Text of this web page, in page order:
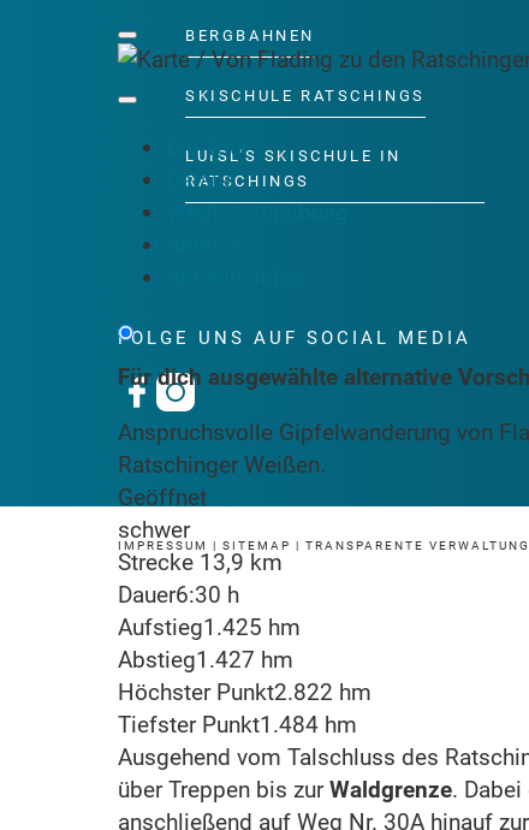
Die Tour
Details
Wegbeschreibung
Für dich ausgewählte alternative
Anspruchsvolle Gipfelwanderung von
Ratschinger Weißen.
Geöffnet
schwer
Strecke 13,9 km
Dauer6:30 h
Aufstieg1.425 hm
Abstieg1.427 hm
Höchster Punkt2.822 hm
Tiefster Punkt1.484 hm
Ausgehend vom Talschluss des
über Treppen bis zurWaldgrenze.
anschließend auf Weg Nr. 30A hinauf zur
BERGBAHNEN
SKISCHULE RATSCHINGS
LUISL'S SKISCHULE IN
RATSCHINGS
FOLGE UNS AUF SOCIAL MEDIA
IMPRESSUM | SITEMAP | TRANSPARENTE VERWALTUNG